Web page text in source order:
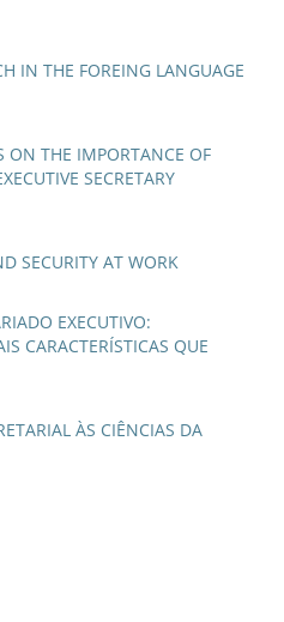
IN THE FOREING LANGUAGE
ON THE IMPORTANCE OF
SECRETARY
SECURITY AT WORK
EXECUTIVO:
CARACTERÍSTICAS QUE
ÀS CIÊNCIAS DA